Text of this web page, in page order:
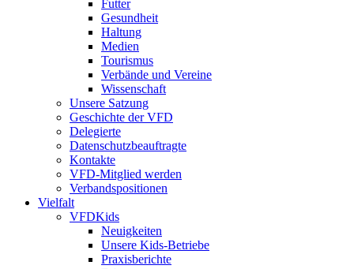
Futter
Gesundheit
Haltung
Medien
Tourismus
Verbände und Vereine
Wissenschaft
Unsere Satzung
Geschichte der VFD
Delegierte
Datenschutzbeauftragte
Kontakte
VFD-Mitglied werden
Verbandspositionen
Vielfalt
VFDKids
Neuigkeiten
Unsere Kids-Betriebe
Praxisberichte